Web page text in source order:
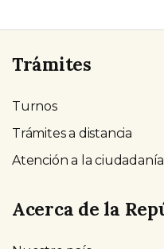
Trámites
Turnos
Trámites a distancia
Atención a la ciudadanía
Acerca de la